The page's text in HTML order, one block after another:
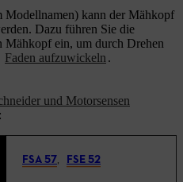
kann der Mähkopf
Dazu führen Sie die
Mähkopf ein, um durch Drehen
Faden aufzuwickeln .
und Motorsensen
FSA 57, FSE 52